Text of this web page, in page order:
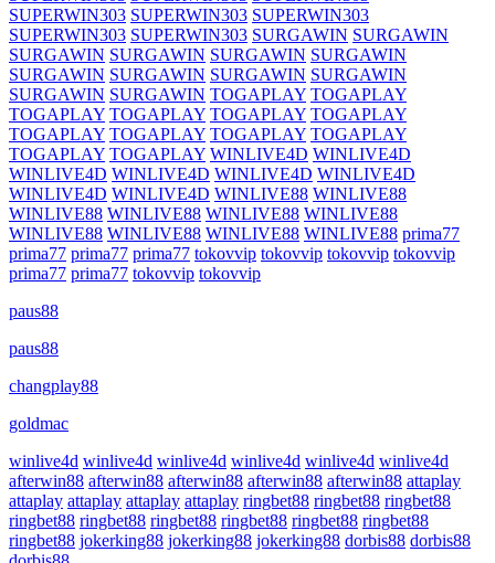
SUPERWIN303 SUPERWIN303 SUPERWIN303
SUPERWIN303 SUPERWIN303 SURGAWIN SURGAWIN
SURGAWIN SURGAWIN SURGAWIN SURGAWIN
SURGAWIN SURGAWIN SURGAWIN SURGAWIN
SURGAWIN SURGAWIN TOGAPLAY TOGAPLAY
TOGAPLAY TOGAPLAY TOGAPLAY TOGAPLAY
TOGAPLAY TOGAPLAY TOGAPLAY TOGAPLAY
TOGAPLAY TOGAPLAY WINLIVE4D WINLIVE4D
WINLIVE4D WINLIVE4D WINLIVE4D WINLIVE4D
WINLIVE4D WINLIVE4D WINLIVE88 WINLIVE88
WINLIVE88 WINLIVE88 WINLIVE88 WINLIVE88
WINLIVE88 WINLIVE88 WINLIVE88 WINLIVE88 prima77
prima77 prima77 prima77 tokovvip tokovvip tokovvip tokovvip
prima77 prima77 tokovvip tokovvip
paus88
paus88
changplay88
goldmac
winlive4d winlive4d winlive4d winlive4d winlive4d winlive4d
afterwin88 afterwin88 afterwin88 afterwin88 afterwin88 attaplay
attaplay attaplay attaplay attaplay ringbet88 ringbet88 ringbet88
ringbet88 ringbet88 ringbet88 ringbet88 ringbet88 ringbet88
ringbet88 jokerking88 jokerking88 jokerking88 dorbis88 dorbis88